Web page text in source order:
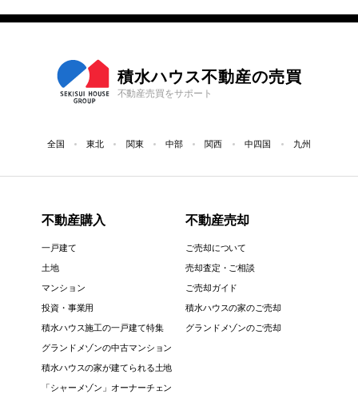
積水ハウス不動産の売買
不動産売買をサポート
全国 東北 関東 中部 関西 中四国 九州
不動産購入
一戸建て
土地
マンション
投資・事業用
積水ハウス施工の一戸建て特集
グランドメゾンの中古マンション
積水ハウスの家が建てられる土地
「シャーメゾン」オーナーチェン
不動産売却
ご売却について
売却査定・ご相談
ご売却ガイド
積水ハウスの家のご売却
グランドメゾンのご売却